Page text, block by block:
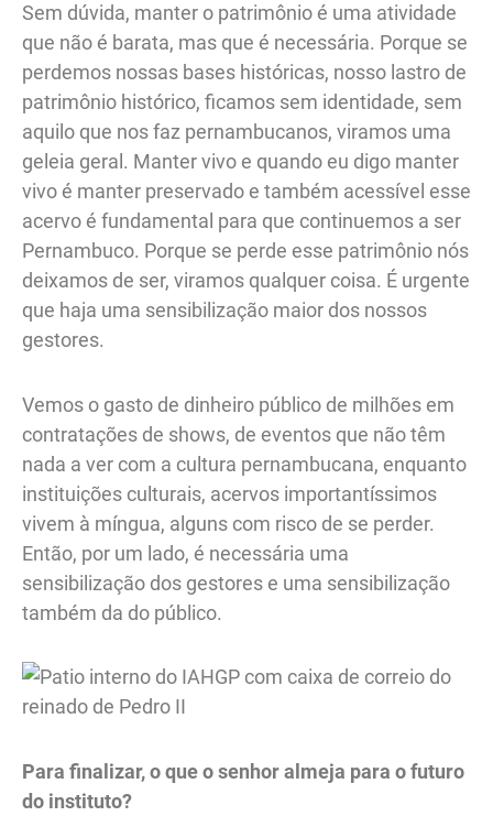
Sem dúvida, manter o patrimônio é uma atividade
que não é barata, mas que é necessária. Porque se
perdemos nossas bases históricas, nosso lastro de
patrimônio histórico, ficamos sem identidade, sem
aquilo que nos faz pernambucanos, viramos uma
geleia geral. Manter vivo e quando eu digo manter
vivo é manter preservado e também acessível esse
acervo é fundamental para que continuemos a ser
Pernambuco. Porque se perde esse patrimônio nós
deixamos de ser, viramos qualquer coisa. É urgente
que haja uma sensibilização maior dos nossos
gestores.
Vemos o gasto de dinheiro público de milhões em
contratações de shows, de eventos que não têm
nada a ver com a cultura pernambucana, enquanto
instituições culturais, acervos importantíssimos
vivem à míngua, alguns com risco de se perder.
Então, por um lado, é necessária uma
sensibilização dos gestores e uma sensibilização
também da do público.
Para finalizar, o que o senhor almeja para o futuro
do instituto?